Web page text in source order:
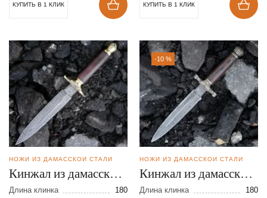
КУПИТЬ В 1 КЛИК КУПИТЬ В 1 КЛИК
НОЖИ ИЗ ДАМАССКОЙ СТАЛИ
Кинжал из дамасской
стали
Длина клинка
180
-10 %
НОЖИ ИЗ ДАМАССКОЙ СТАЛИ
Кинжал из дамасской
стали
Длина клинка
180